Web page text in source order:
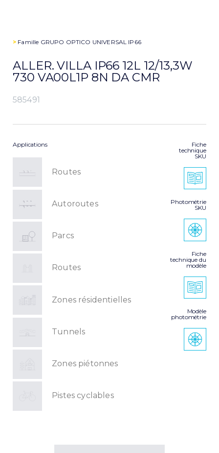
> Famille GRUPO OPTICO UNIVERSAL IP66
ALLER. VILLA IP66 12L 12/13,3W
730 VA00L1P 8N DA CMR
585491
Applications
Routes
Autoroutes
Parcs
Routes
Zones résidentielles
Tunnels
Zones piétonnes
Pistes cyclables
Fiche
technique
SKU
Photométrie
SKU
Fiche
technique du
modèle
Modèle
photométrie